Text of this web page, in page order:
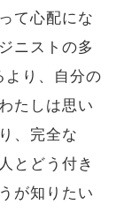
て心配にな
ニストの多
より、自分の
たしは思い
、完全な
とどう付き
が知りたい